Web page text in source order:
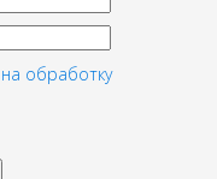
обработку